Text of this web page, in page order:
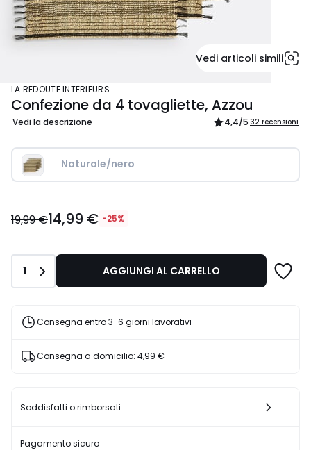
Vedi articoli simili
LA REDOUTE INTERIEURS
Confezione da 4 tovagliette, Azzou
Vedi la descrizione 4,4/5 32 recensioni
Naturale/nero
€
25%
sconto
applicato.
19,99 €14,99 € -25%
Quantità
1 AGGIUNGI AL CARRELLO
Consegna entro 3-6 giorni lavorativi
Consegna a domicilio: 4,99 €
Soddisfatti o rimborsati
Pagamento sicuro